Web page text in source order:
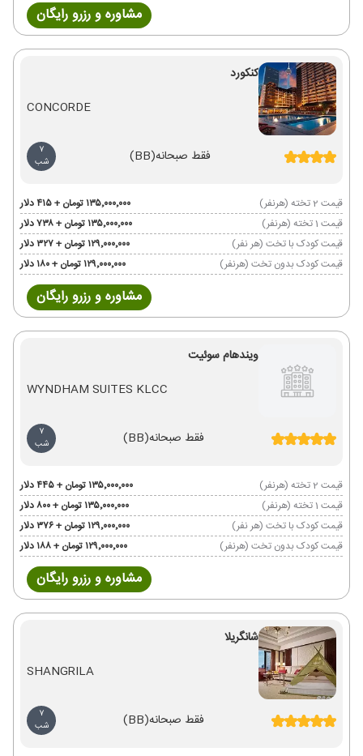
مشاوره و رزرو رایگان
کنکورد
CONCORDE
فقط صبحانه(BB)
7
شب
قیمت 2 تخته (هرنفر)
۱۳۵٬۰۰۰٬۰۰۰ تومان + ۴۱۵ دلار
قیمت 1 تخته (هرنفر)
۱۳۵٬۰۰۰٬۰۰۰ تومان + ۷۳۸ دلار
قیمت کودک با تخت (هر نفر)
۱۲۹٬۰۰۰٬۰۰۰ تومان + ۳۲۷ دلار
قیمت کودک بدون تخت (هرنفر)
۱۲۹٬۰۰۰٬۰۰۰ تومان + ۱۸۰ دلار
مشاوره و رزرو رایگان
ویندهام سوئیت
WYNDHAM SUITES KLCC
فقط صبحانه(BB)
7
شب
قیمت 2 تخته (هرنفر)
۱۳۵٬۰۰۰٬۰۰۰ تومان + ۴۴۵ دلار
قیمت 1 تخته (هرنفر)
۱۳۵٬۰۰۰٬۰۰۰ تومان + ۸۰۰ دلار
قیمت کودک با تخت (هر نفر)
۱۲۹٬۰۰۰٬۰۰۰ تومان + ۳۷۶ دلار
قیمت کودک بدون تخت (هرنفر)
۱۲۹٬۰۰۰٬۰۰۰ تومان + ۱۸۸ دلار
مشاوره و رزرو رایگان
شانگریلا
SHANGRILA
فقط صبحانه(BB)
7
شب